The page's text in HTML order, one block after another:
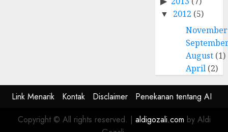
2012 (5)
November
August (1)
April (2)
Link Menarik Kontak Disclaimer
Penekanan tentang AI
Copyright © All rights reserved. | aldigozali.com by Aldi